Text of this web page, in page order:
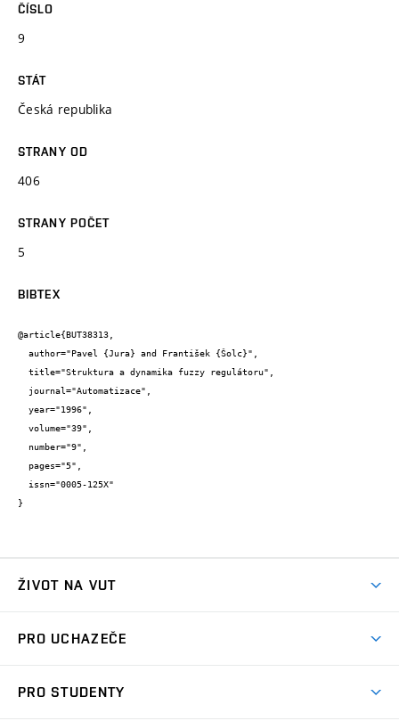
ČÍSLO
9
STÁT
Česká republika
STRANY OD
406
STRANY POČET
5
BIBTEX
@article{BUT38313,
}
ŽIVOT NA VUT
Koleje
PRO UCHAZEČE
PRO STUDENTY